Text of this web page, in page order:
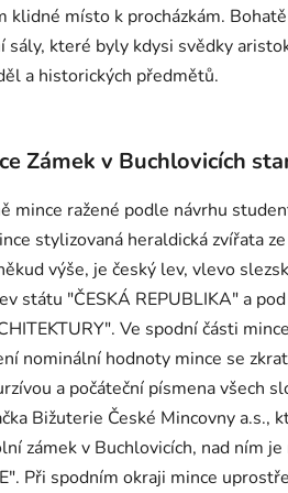
klidné místo k procházkám.
sály, které byly kdysi svědky
a historických předmětů.
Zámek v Buchlovicích
mince ražené podle návrhu
stylizovaná heraldická zvířata
výše, je český lev, vlevo
státu "ČESKÁ REPUBLIKA" a
Ve spodní části
nominální hodnoty mince se
a počáteční písmena všech
Bižuterie České Mincovny a.s.,
zámek v Buchlovicích, nad ním
Při spodním okraji mince